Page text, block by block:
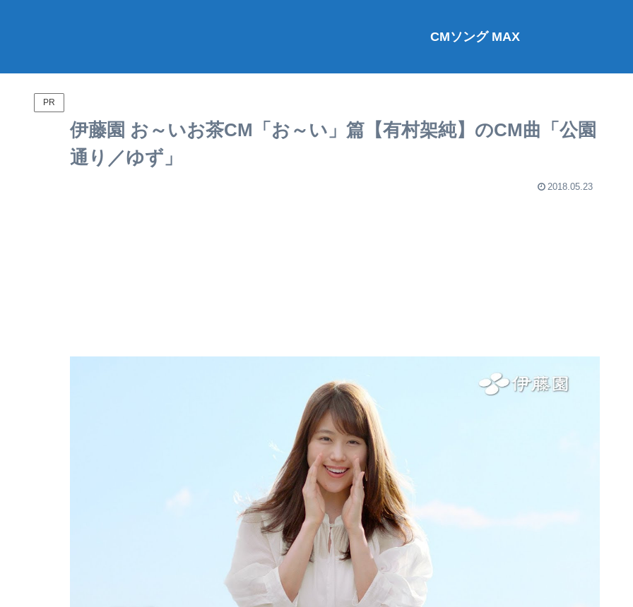
CMソング MAX
PR
伊藤園 お～いお茶CM「お～い」篇【有村架純】のCM曲「公園
通り／ゆず」
2018.05.23